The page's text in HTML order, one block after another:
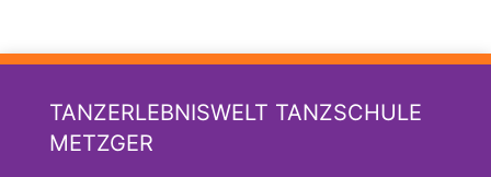
TANZERLEBNISWELT TANZSCHULE
METZGER